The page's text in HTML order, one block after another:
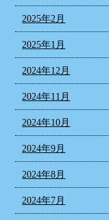
2025年2月
2025年1月
2024年12月
2024年11月
2024年10月
2024年9月
2024年8月
2024年7月